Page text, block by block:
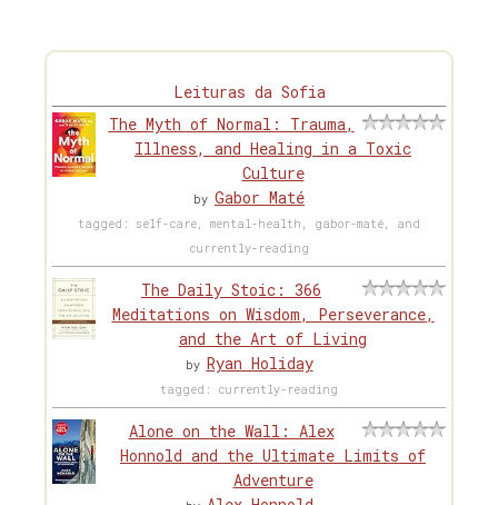
Leituras da Sofia
The Myth of Normal: Trauma,
Illness, and Healing in a Toxic
Culture
by Gabor Maté
tagged: self-care, mental-health, gabor-maté, and
currently-reading
The Daily Stoic: 366
Meditations on Wisdom, Perseverance,
and the Art of Living
by Ryan Holiday
tagged: currently-reading
Alone on the Wall: Alex
Honnold and the Ultimate Limits of
Adventure